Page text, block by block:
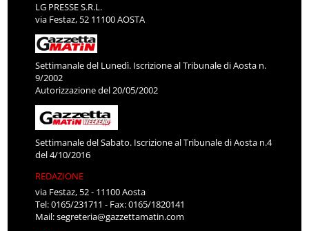
LG PRESSE S.R.L.
via Festaz, 52 11100 AOSTA
Settimanale del Lunedì. Iscrizione al Tribunale di Aosta n.
9/2002
Autorizzazione del 20/05/2002
Settimanale del Sabato. Iscrizione al Tribunale di Aosta n.4
del 4/10/2016
REDAZIONE
via Festaz, 52 - 11100 Aosta
Tel: 0165/231711 - Fax: 0165/1820141
Mail:segreteria@gazzettamatin.com